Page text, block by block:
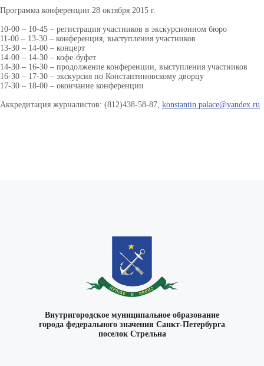
Программа конференции 28 октября 2015 г.
10-00 – 10-45 – регистрация участников в экскурсионном бюро
11-00 – 13-30 – конференция, выступления участников
13-30 – 14-00 – концерт
14-00 – 14-30 – кофе-буфет
14-30 – 16-30 – продолжение конференции, выступления участников
16-30 – 17-30 – экскурсия по Константиновскому дворцу
17-30 – 18-00 – окончание конференции
Аккредитация журналистов: (812)438-58-87, konstantin.palace@yandex.ru
Внутригородское муниципальное образование
города федерального значения Санкт-Петербурга
поселок Стрельна